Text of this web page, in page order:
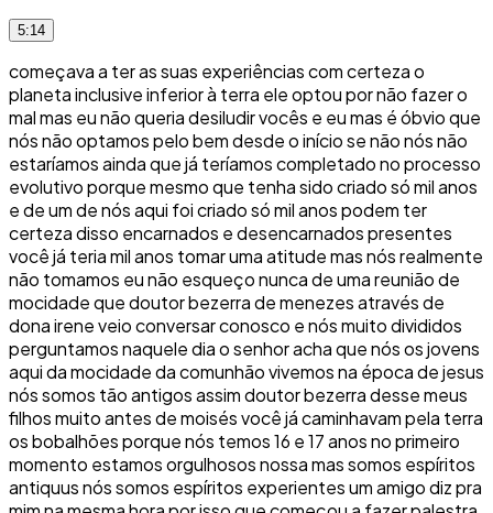
5:14
começava a ter as suas experiências com certeza o
planeta inclusive inferior à terra ele optou por não fazer o
mal mas eu não queria desiludir vocês e eu mas é óbvio que
nós não optamos pelo bem desde o início se não nós não
estaríamos ainda que já teríamos completado no processo
evolutivo porque mesmo que tenha sido criado só mil anos
e de um de nós aqui foi criado só mil anos podem ter
certeza disso encarnados e desencarnados presentes
você já teria mil anos tomar uma atitude mas nós realmente
não tomamos eu não esqueço nunca de uma reunião de
mocidade que doutor bezerra de menezes através de
dona irene veio conversar conosco e nós muito divididos
perguntamos naquele dia o senhor acha que nós os jovens
aqui da mocidade da comunhão vivemos na época de jesus
nós somos tão antigos assim doutor bezerra desse meus
filhos muito antes de moisés você já caminhavam pela terra
os bobalhões porque nós temos 16 e 17 anos no primeiro
momento estamos orgulhosos nossa mas somos espíritos
antiquus nós somos espíritos experientes um amigo diz pra